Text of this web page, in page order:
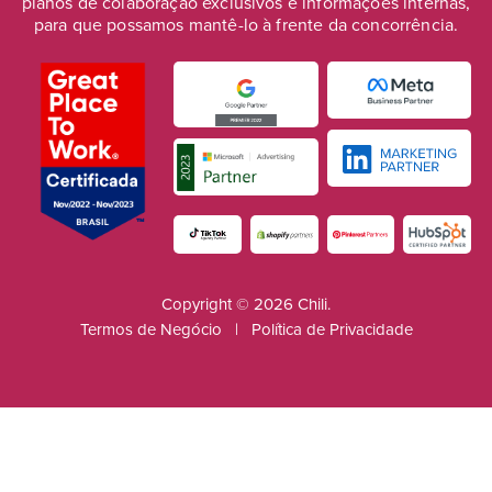
para que possamos mantê-lo à frente da concorrência.
Copyright © 2026 Chili.
Termos de Negócio
| Política de Privacidade